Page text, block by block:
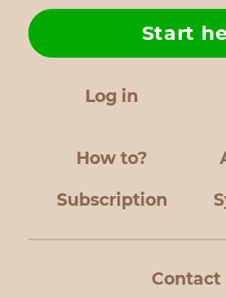
Log in
How to?
Start
Subscription
Contact